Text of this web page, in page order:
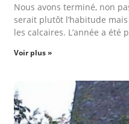
Nous avons terminé, non
serait plutôt l’habitude
les calcaires. L’année a
Voir plus »